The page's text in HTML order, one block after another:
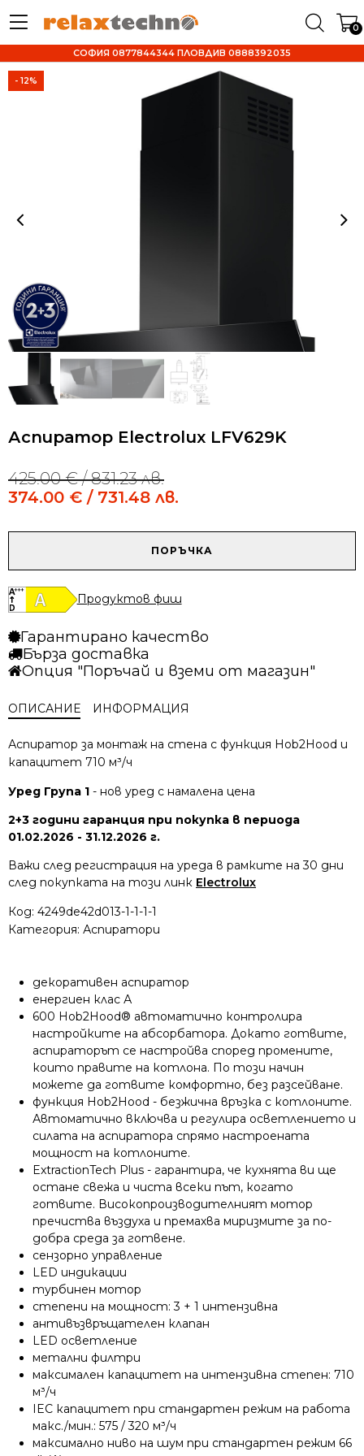
0
СОФИЯ 0877844344 ПЛОВДИВ 0888392035
- 12%
Аспиратор Electrolux LFV629K
425.00€/ 831.23 лв.
Original
price
425.00 €
374.00 € / 731.48 лв.
Current
price
374.00 €
Electrolux
LFV629K
ПОРЪЧКА
Продуктов фиш
Гарантирано качество
Бърза доставка
Опция "Поръчай и вземи от магазин"
ОПИСАНИЕ ИНФОРМАЦИЯ
Аспиратор за монтаж на стена с функция Hob2Hood и
капацитет 710 м³/ч
Уред Група 1 - нов уред с намалена цена
2+3 години гаранция при покупка в периода
01.02.2026 - 31.12.2026 г.
Важи след регистрация на уреда в рамките на 30 дни
след покупката на този линк Electrolux
Код: 4249de42d013-1-1-1-1
Категория: Аспиратори
декоративен аспиратор
енергиен клас А
600 Hob2Hood® автоматично контролира
настройките на абсорбатора. Докато готвите,
аспираторът се настройва според промените,
които правите на котлона. По този начин
можете да готвите комфортно, без разсейване.
функция Hob2Hood - безжична връзка с котлоните.
Автоматично включва и регулира осветлението и
силата на аспиратора спрямо настроената
мощност на котлоните.
ExtractionTech Plus - гарантира, че кухнята ви ще
остане свежа и чиста всеки път, когато
готвите. Високопроизводителният мотор
пречиства въздуха и премахва миризмите за по-
добра среда за готвене.
сензорно управление
LED индикации
турбинен мотор
степени на мощност: 3 + 1 интензивна
антивъзвръщателен клапан
LED осветление
метални филтри
максимален капацитет на интензивна степен: 710
м³/ч
IEC капацитет при стандартен режим на работа
макс./мин.: 575 / 320 м³/ч
максимално ниво на шум при стандартен режим 66